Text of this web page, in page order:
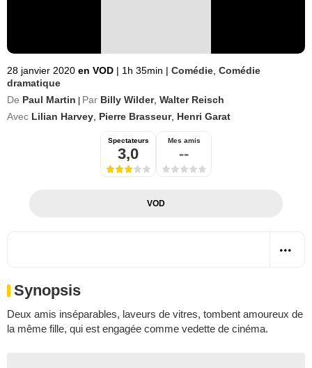
28 janvier 2020 en VOD | 1h 35min | Comédie Comédie
dramatique
De Paul Martin Par Billy Wilder, Walter Reisch
Avec Lilian Harvey Pierre Brasseur, Henri Garat
Spectateurs
3,0
Mes amis
--
VOD
Synopsis
Deux amis inséparables, laveurs de vitres, tombent amoureux de
la même fille, qui est engagée comme vedette de cinéma.